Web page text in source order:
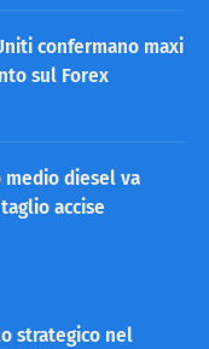
confermano maxi
sul Forex
medio diesel va
accise
strategico nel